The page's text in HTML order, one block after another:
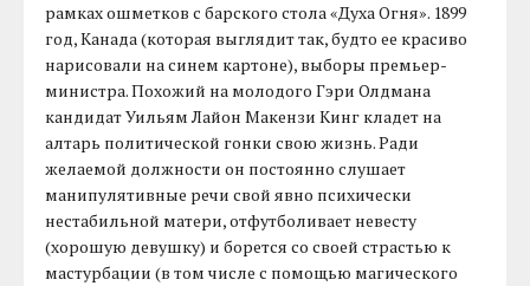
рамках ошметков с барского стола «Духа Огня». 1899
год, Канада (которая выглядит так, будто ее красиво
нарисовали на синем картоне), выборы премьер-
министра. Похожий на молодого Гэри Олдмана
кандидат Уильям Лайон Макензи Кинг кладет на
алтарь политической гонки свою жизнь. Ради
желаемой должности он постоянно слушает
манипулятивные речи свой явно психически
нестабильной матери, отфутболивает невесту
(хорошую девушку) и борется со своей страстью к
мастурбации (в том числе с помощью магического